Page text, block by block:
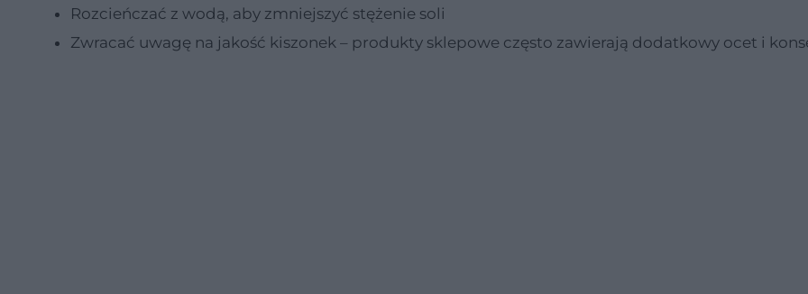
Rozcieńczać z wodą, aby zmniejszyć stężenie soli
Zwracać uwagę na jakość kiszonek – produkty sklepowe często zawierają dodatkowy ocet i